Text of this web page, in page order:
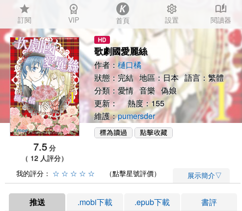
star
訂閱
workspace_premium
VIP 首頁
settings
設置
auto_stories
閱讀器
7.5 分
（ 12 人評分）
歌劇國愛麗絲
作者：樋口橘
狀態：完結 地區：日本 語言：繁體
分類：愛情 音樂 偽娘
更新： 熱度：155
維護：pumersder
我的評分： ☆ ☆ ☆ ☆ ☆ （點擊星號評價） 展示簡介▽
推送 .mobi下載 .epub下載 書評